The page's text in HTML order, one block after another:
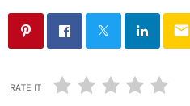
email
RATE IT